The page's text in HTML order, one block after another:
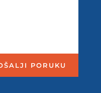
PORUKU